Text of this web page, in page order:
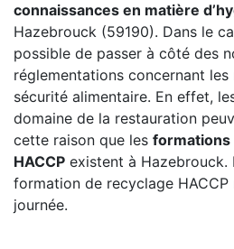
connaissances en matière
Hazebrouck (59190). Dans le
possible de passer à côté des
réglementations concernant les
sécurité alimentaire. En effet,
domaine de la restauration
cette raison que les formations
HACCP existent à Hazebrouck.
formation de recyclage HACCP
journée.